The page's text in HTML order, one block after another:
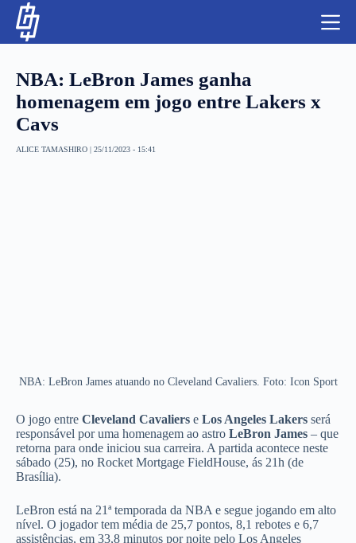
NBA: LeBron James ganha
homenagem em jogo entre Lakers x
Cavs
ALICE TAMASHIRO | 25/11/2023 - 15:41
NBA: LeBron James atuando no Cleveland Cavaliers. Foto: Icon Sport
O jogo entre Cleveland Cavaliers e Los Angeles Lakers será
responsável por uma homenagem ao astro LeBron James – que
retorna para onde iniciou sua carreira. A partida acontece neste
sábado (25), no Rocket Mortgage FieldHouse, ás 21h (de
Brasília).
LeBron está na 21ª temporada da NBA e segue jogando em alto
nível. O jogador tem média de 25,7 pontos, 8,1 rebotes e 6,7
assistências, em 33,8 minutos por noite pelo Los Angeles